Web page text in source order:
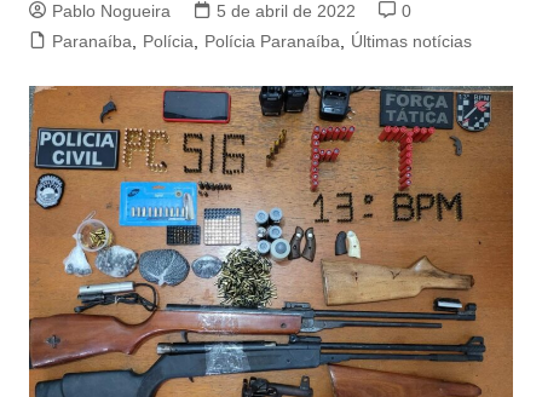
Pablo Nogueira 5 de abril de 2022
0
Paranaíba
Polícia Polícia Paranaíba Últimas notícias